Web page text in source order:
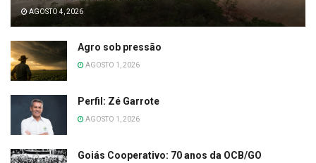
AGOSTO 4, 2026
Agro sob pressão
AGOSTO 1, 2026
Perfil: Zé Garrote
AGOSTO 1, 2026
Goiás Cooperativo: 70 anos da OCB/GO